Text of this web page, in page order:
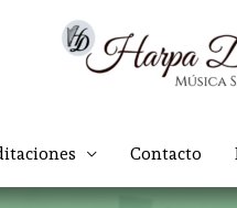
Contacto